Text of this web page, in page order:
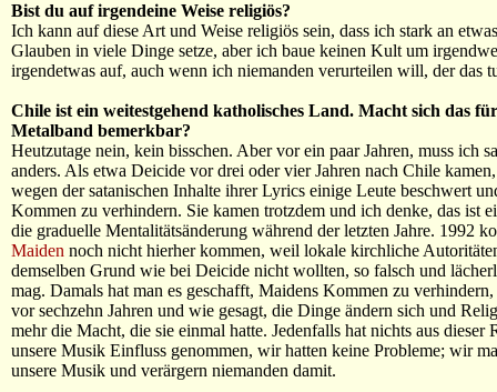
Bist du auf irgendeine Weise religiös?
Ich kann auf diese Art und Weise religiös sein, dass ich stark an
Glauben in viele Dinge setze, aber ich baue keinen Kult um
irgendetwas auf, auch wenn ich niemanden verurteilen will, der das
Chile ist ein weitestgehend katholisches Land. Macht sich das
Metalband bemerkbar?
Heutzutage nein, kein bisschen. Aber vor ein paar Jahren, muss ich
anders. Als etwa Deicide vor drei oder vier Jahren nach Chile
wegen der satanischen Inhalte ihrer Lyrics einige Leute beschwert
Kommen zu verhindern. Sie kamen trotzdem und ich denke, das ist
die graduelle Mentalitätsänderung während der letzten Jahre. 1992
Maiden noch nicht hierher kommen, weil lokale kirchliche
demselben Grund wie bei Deicide nicht wollten, so falsch und
mag. Damals hat man es geschafft, Maidens Kommen zu verhindern,
vor sechzehn Jahren und wie gesagt, die Dinge ändern sich und
mehr die Macht, die sie einmal hatte. Jedenfalls hat nichts aus dieser
unsere Musik Einfluss genommen, wir hatten keine Probleme; wir
unsere Musik und verärgern niemanden damit.